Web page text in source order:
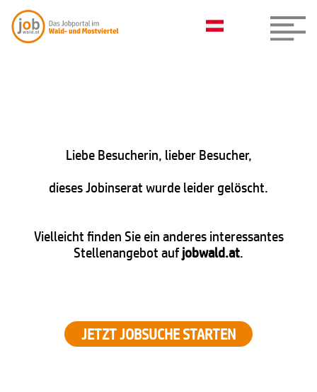
Liebe Besucherin, lieber Besucher,
dieses Jobinserat wurde leider gelöscht.
Vielleicht finden Sie ein anderes interessantes
Stellenangebot aufjobwald.at.
JETZT JOBSUCHE STARTEN